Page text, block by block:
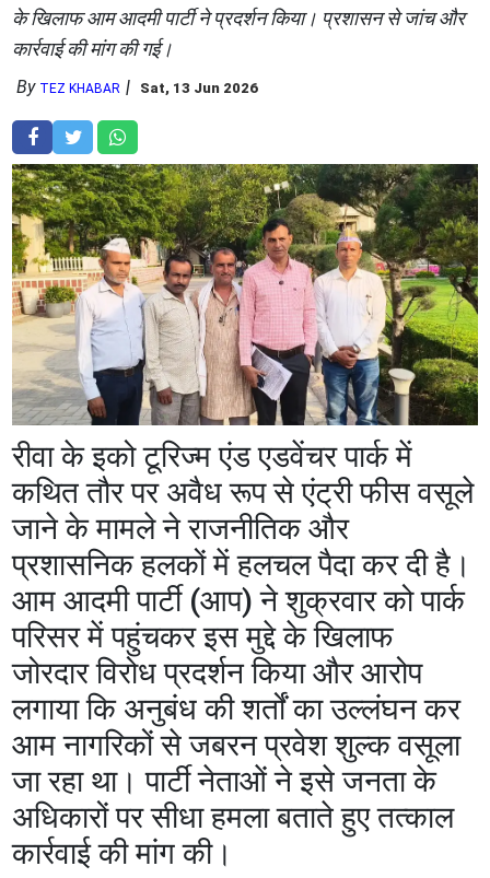
के खिलाफ आम आदमी पार्टी ने प्रदर्शन किया। प्रशासन से जांच और
कार्रवाई की मांग की गई।
By TEZ KHABAR Sat, 13 Jun 2026
रीवा के इको टूरिज्म एंड एडवेंचर पार्क में
कथित तौर पर अवैध रूप से एंट्री फीस वसूले
जाने के मामले ने राजनीतिक और
प्रशासनिक हलकों में हलचल पैदा कर दी है।
आम आदमी पार्टी (आप) ने शुक्रवार को पार्क
परिसर में पहुंचकर इस मुद्दे के खिलाफ
जोरदार विरोध प्रदर्शन किया और आरोप
लगाया कि अनुबंध की शर्तों का उल्लंघन कर
आम नागरिकों से जबरन प्रवेश शुल्क वसूला
जा रहा था। पार्टी नेताओं ने इसे जनता के
अधिकारों पर सीधा हमला बताते हुए तत्काल
कार्रवाई की मांग की।